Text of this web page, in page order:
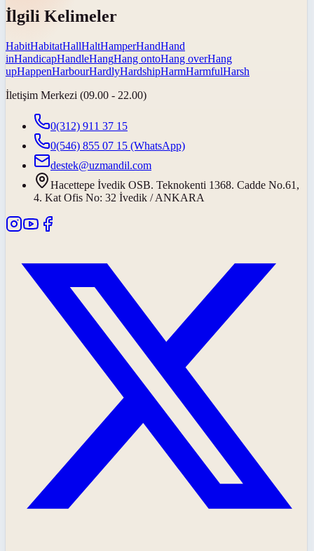
İlgili Kelimeler
HabitHabitatHallHaltHamperHandHand
inHandicapHandleHangHang ontoHang overHang
upHappenHarbourHardlyHardshipHarmHarmfulHarsh
İletişim Merkezi (09.00 - 22.00)
0(312) 911 37 15
0(546) 855 07 15 (WhatsApp)
destek@uzmandil.com
Hacettepe İvedik OSB. Teknokenti 1368. Cadde No.61,
4. Kat Ofis No: 32 İvedik / ANKARA